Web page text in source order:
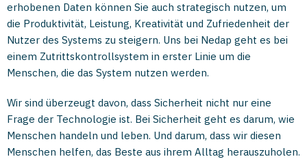
erhobenen Daten können Sie auch strategisch nutzen, um
die Produktivität, Leistung, Kreativität und Zufriedenheit der
Nutzer des Systems zu steigern. Uns bei Nedap geht es bei
einem Zutrittskontrollsystem in erster Linie um die
Menschen, die das System nutzen werden.
Wir sind überzeugt davon, dass Sicherheit nicht nur eine
Frage der Technologie ist. Bei Sicherheit geht es darum, wie
Menschen handeln und leben. Und darum, dass wir diesen
Menschen helfen, das Beste aus ihrem Alltag herauszuholen.